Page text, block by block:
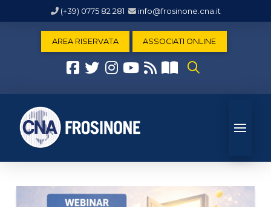
(+39) 0775 82 281 info@frosinone.cna.it
AREA RISERVATA ASSOCIATI ONLINE